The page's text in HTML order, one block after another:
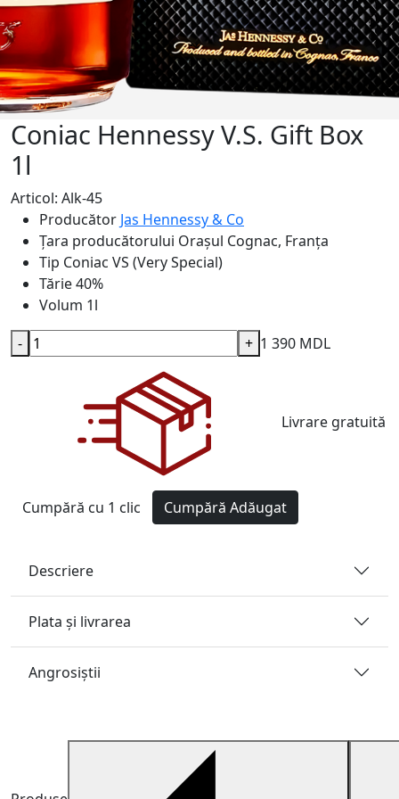
Coniac Hennessy V.S. Gift Box
1l
Articol: Alk-45
Producător Jas Hennessy & Co
Țara producătorului Orașul Cognac, Franța
Tip Coniac VS (Very Special)
Tărie40%
Volum 1l
1 390 MDL
- +
Livrare gratuită
Cumpără cu 1 clic Cumpără Adăugat
Descriere
Plata și livrarea
Angrosiştii